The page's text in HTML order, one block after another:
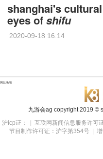
shanghai's
eyes ofshifu
2020-09-18 16:14
九游会ag copyright2019 ©
沪icp证： | 互联网新闻信息服务许
节目制作许可证：沪字第354号 |
网站地图